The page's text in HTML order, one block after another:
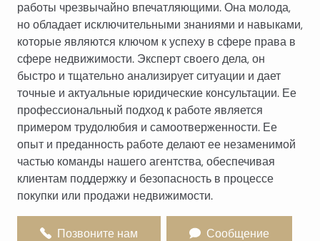
работы чрезвычайно впечатляющими. Она молода,
но обладает исключительными знаниями и навыками,
которые являются ключом к успеху в сфере права в
сфере недвижимости. Эксперт своего дела, он
быстро и тщательно анализирует ситуации и дает
точные и актуальные юридические консультации. Ее
профессиональный подход к работе является
примером трудолюбия и самоотверженности. Ее
опыт и преданность работе делают ее незаменимой
частью команды нашего агентства, обеспечивая
клиентам поддержку и безопасность в процессе
покупки или продажи недвижимости.
Позвоните нам Сообщение